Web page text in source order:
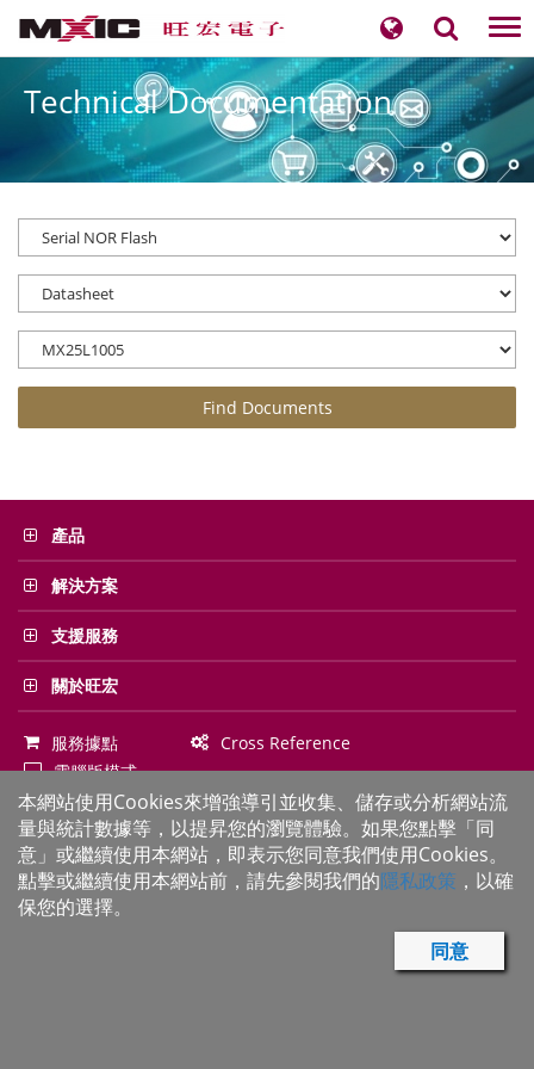
Technical Documentation
Find Documents
產品
解決方案
支援服務
關於旺宏
服務據點
Cross Reference
電腦版模式
網站使用條款 隱私權聲明
本網站使用Cookies來增強導引並收集、儲存或分析網站流
量與統計數據等，以提昇您的瀏覽體驗。如果您點擊「同
意」或繼續使用本網站，即表示您同意我們使用Cookies。
點擊或繼續使用本網站前，請先參閱我們的隱私政策 ，以確
保您的選擇。
同意
Copyright© 旺宏電子股份有限公司
有限公司之商標 如提及其他公司之名稱及品牌 僅供識別之用 相關權利可能屬